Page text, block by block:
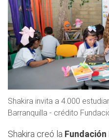
Shakira invita a 4.000
Barranquilla - crédito
Shakira creó la